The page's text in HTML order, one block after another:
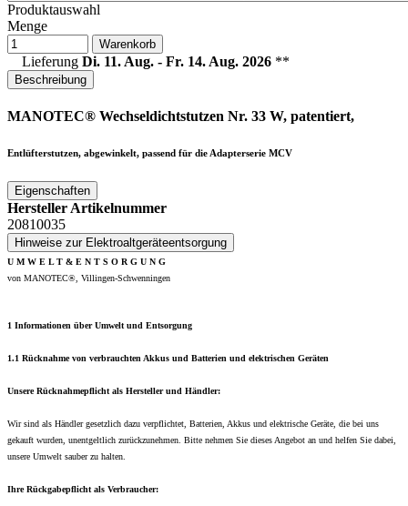
Produktauswahl
Menge
Warenkorb
Lieferung Di. 11. Aug. - Fr. 14. Aug. 2026 **
Beschreibung
MANOTEC® Wechseldichtstutzen Nr. 33 W, patentiert,
Entlüfterstutzen, abgewinkelt, passend für die Adapterserie MCV
Eigenschaften
Hersteller Artikelnummer
20810035
Hinweise zur Elektroaltgeräteentsorgung
U M W E L T & E N T S O R G U N G
von MANOTEC®, Villingen-Schwenningen
1 Informationen über Umwelt und Entsorgung
1.1 Rücknahme von verbrauchten Akkus und Batterien und elektrischen Geräten
Unsere Rücknahmepflicht als Hersteller und Händler:
Wir sind als Händler gesetzlich dazu verpflichtet, Batterien, Akkus und elektrische Geräte, die bei uns
gekauft wurden, unentgeltlich zurückzunehmen. Bitte nehmen Sie dieses Angebot an und helfen Sie dabei,
unsere Umwelt sauber zu halten.
Ihre Rückgabepflicht als Verbraucher: